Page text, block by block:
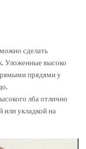
сделать
Уложенные высоко
прядями у
лба отлично
или укладкой на